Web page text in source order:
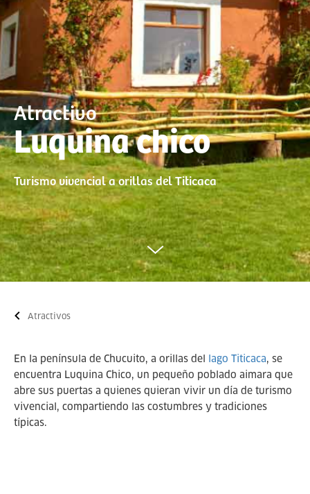
Atractivo
Luquina chico
Turismo vivencial a orillas del Titicaca
Atractivos
En la península de Chucuito, a orillas del lago Titicaca, se
encuentra Luquina Chico, un pequeño poblado aimara que
abre sus puertas a quienes quieran vivir un día de turismo
vivencial, compartiendo las costumbres y tradiciones
típicas.